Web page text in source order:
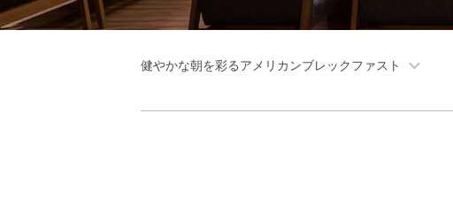
健やかな朝を彩るアメリカンブレックファスト